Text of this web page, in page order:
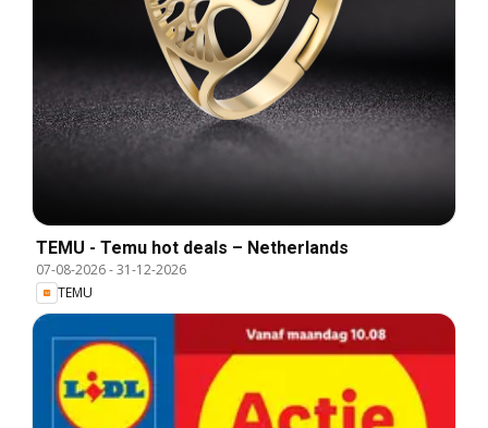
TEMU - Temu hot deals – Netherlands
07-08-2026-31-12-2026
TEMU